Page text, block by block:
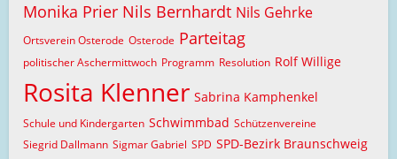
Monika Prier Nils Bernhardt Nils Gehrke
Ortsverein Osterode Osterode Parteitag
politischer Aschermittwoch Programm Resolution Rolf Willige
Rosita Klenner Sabrina Kamphenkel
Schule und Kindergarten Schwimmbad Schützenvereine
Siegrid Dallmann Sigmar Gabriel SPD SPD-Bezirk Braunschweig